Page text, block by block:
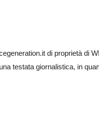
di proprietà di
testata giornalistica, in